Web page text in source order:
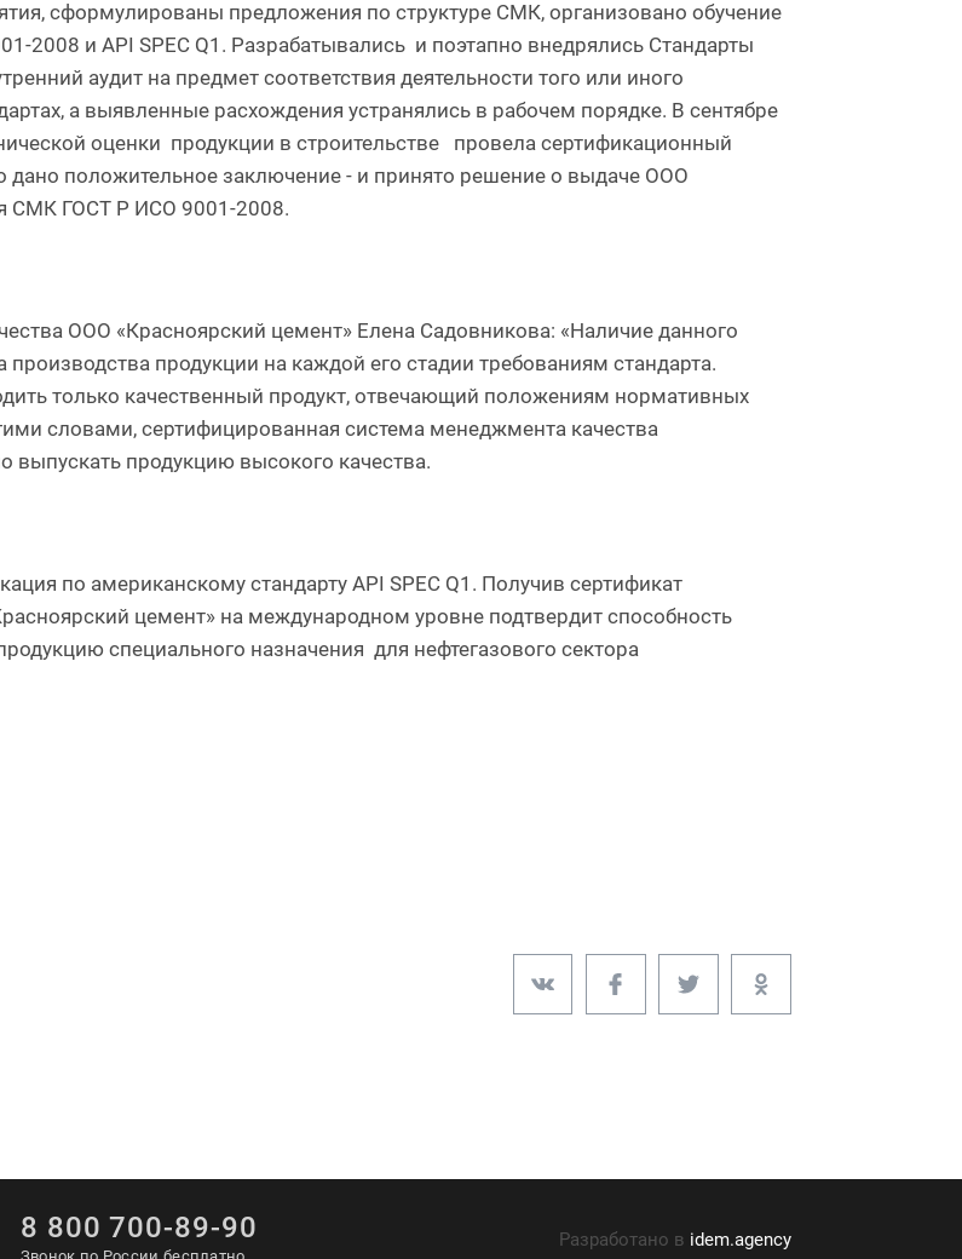
сформулированы предложения по структуре СМК, организовано обучение
2008 и API SPEC Q1. Разрабатывались и поэтапно внедрялись Стандарты
аудит на предмет соответствия деятельности того или иного
а выявленные расхождения устранялись в рабочем порядке. В сентябре
оценки продукции в строительстве провела сертификационный
дано положительное заключение - и принято решение о выдаче ООО
СМК ГОСТ Р ИСО 9001-2008.
ООО «Красноярский цемент» Елена Садовникова: «Наличие данного
продукции на каждой его стадии требованиям стандарта.
только качественный продукт, отвечающий положениям нормативных
словами, сертифицированная система менеджмента качества
выпускать продукцию высокого качества.
по американскому стандарту API SPEC Q1. Получив сертификат
цемент» на международном уровне подтвердит способность
специального назначения для нефтегазового сектора
8 800 700-89-90 Разработано в idem.agency